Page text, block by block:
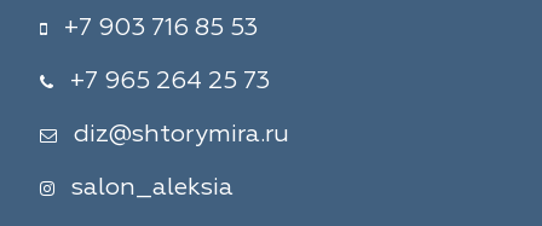
+7 903 716 85 53
+7 965 264 25 73
diz@shtorymira.ru
salon_aleksia